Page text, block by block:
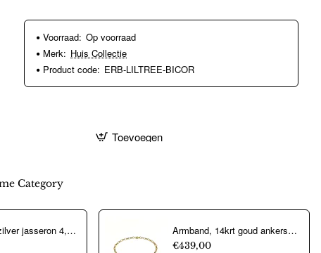
Voorraad: Op voorraad
Merk: Huis Collectie
Product code: ERB-LILTREE-BICOR
Toevoegen
Category
Aarmband, zilver jasseron 4,5mm. (lengte 18cm.) - 10274 Armband, 14krt goud ankerschakel (lengte: 18,5cm.) - 22326
€439,00